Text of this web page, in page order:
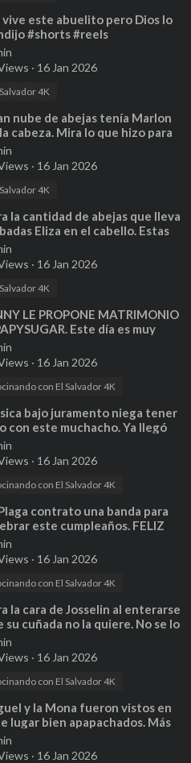
vive este abuelito pero Dios lo
#shorts #reels
· 16 Jan 2026
4K
nube de abejas tenía Marlon
cabeza. Mira lo que hizo para
de encima.
· 16 Jan 2026
4K
la cantidad de abejas que lleva
Eliza en el cabello. Estas
están Bravas.
· 16 Jan 2026
4K
LE PROPONE MATRIMONIO
Este día es muy
para esta parejita. Parte 12
· 16 Jan 2026
con El Salvador 4K
bajo juramento niega tener
con este muchacho. Ya llegó
y Jenny. Parte 17
· 16 Jan 2026
con El Salvador 4K
contrato una banda para
este cumpleaños. FELIZ
LOLY CARRANZA
· 16 Jan 2026
con El Salvador 4K
la cara de Josselin al enterarse
su cuñada no la quiere. No se lo
Parte 18
· 16 Jan 2026
con El Salvador 4K
y la Mona fueron vistos en
lugar bien apapachados. Más
que dicen ser cheros. P 22
· 16 Jan 2026